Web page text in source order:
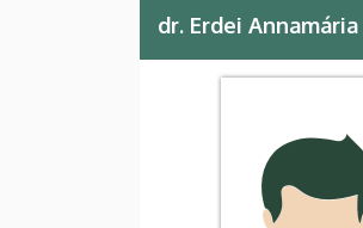
dr. Erdei Annamária